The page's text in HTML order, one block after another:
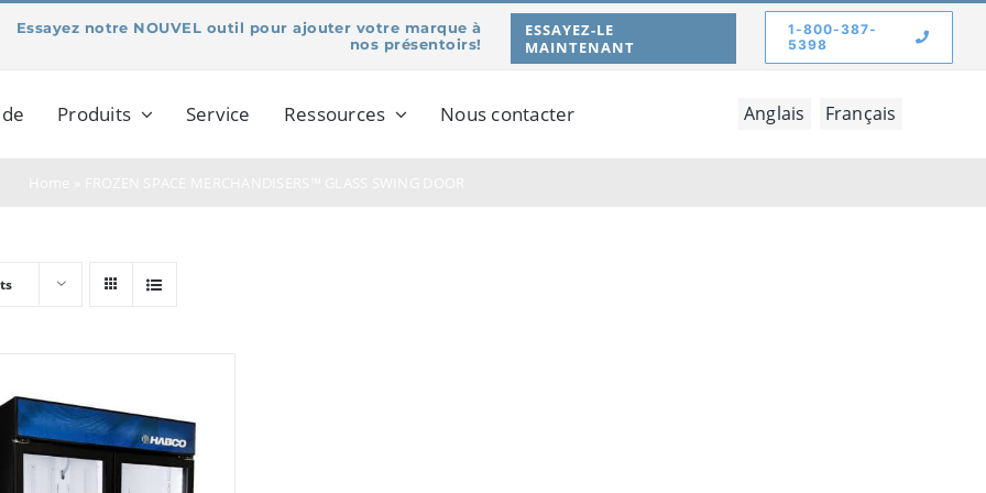
Essayez notre NOUVEL outil pour ajouter votre marque à
nos présentoirs!
ESSAYEZ-LE
MAINTENANT
1-800-387-
5398
Produits Service Ressources Nous contacter Anglais Français